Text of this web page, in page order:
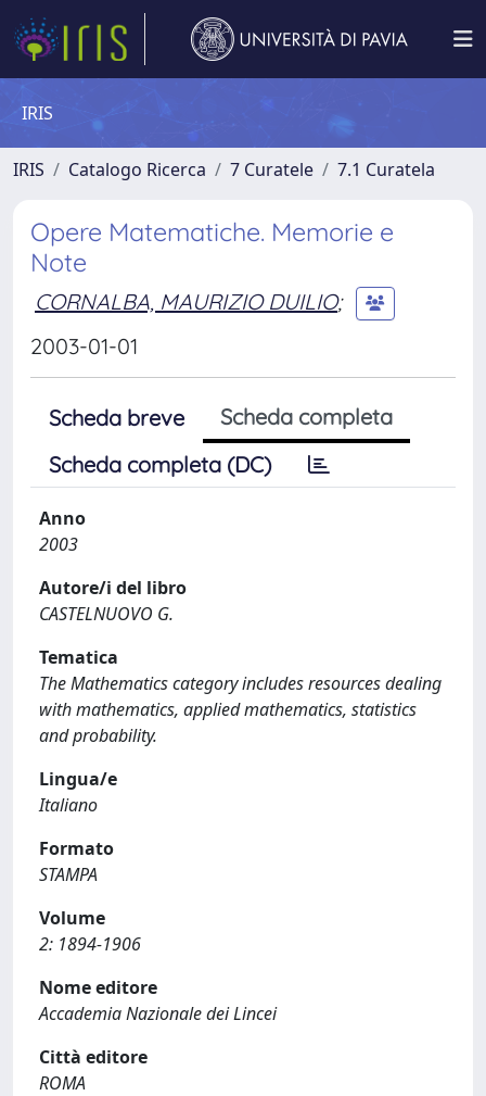
IRIS
IRIS Catalogo Ricerca 7 Curatele 7.1 Curatela
Opere Matematiche. Memorie e
Note
CORNALBA, MAURIZIO DUILIO;
2003-01-01
Scheda breve
Scheda completa
Scheda completa (DC)
Anno
2003
Autore/i del libro
CASTELNUOVO G.
Tematica
The Mathematics category includes resources dealing
with mathematics, applied mathematics, statistics
and probability.
Lingua/e
Italiano
Formato
STAMPA
Volume
2: 1894-1906
Nome editore
Accademia Nazionale dei Lincei
Città editore
ROMA